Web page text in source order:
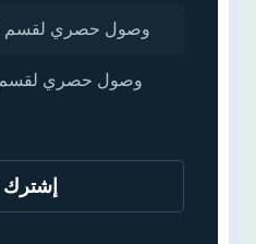
وصول حصري لقسم
وصول حصري لقسم
إشترك